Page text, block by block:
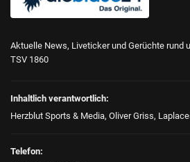
Aktuelle News, Liveticker und Gerüchte rund
TSV 1860
Inhaltlich verantwortlich:
Herzblut Sports & Media, Oliver Griss,
Telefon: